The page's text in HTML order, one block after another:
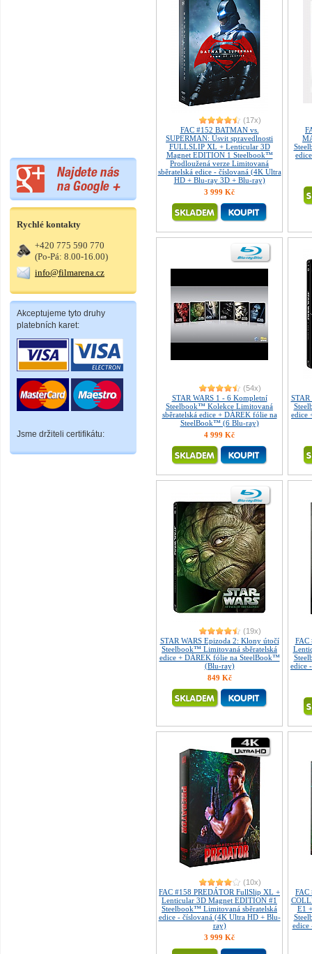
Rychlé kontakty
+420 775 590 770
(Po-Pá: 8.00-16.00)
info@filmarena.cz
Akceptujeme tyto druhy
platebních karet:
Jsme držiteli certifikátu:
(17x)
FAC #152 BATMAN vs.
SUPERMAN: Úsvit spravedlnosti
FULLSLIP XL + Lenticular 3D
Magnet EDITION 1 Steelbook™
Prodloužená verze Limitovaná
sběratelská edice - číslovaná (4K Ultra
HD + Blu-ray 3D + Blu-ray)
3 999 Kč
(54x)
STAR WARS 1 - 6 Kompletní
Steelbook™ Kolekce Limitovaná
sběratelská edice + DÁREK fólie na
SteelBook™ (6 Blu-ray)
4 999 Kč
STAR
edice
(19x)
STAR WARS Epizoda 2: Klony útočí
Steelbook™ Limitovaná sběratelská
edice + DÁREK fólie na SteelBook™
(Blu-ray)
849 Kč
FAC
edice
(10x)
FAC #158 PREDÁTOR FullSlip XL +
Lenticular 3D Magnet EDITION #1
Steelbook™ Limitovaná sběratelská
edice - číslovaná (4K Ultra HD + Blu-
ray)
3 999 Kč
FAC
E1
edice